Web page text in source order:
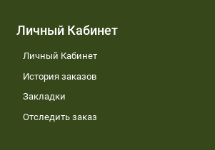
Личный Кабинет
Личный Кабинет
История заказов
Закладки
Отследить заказ